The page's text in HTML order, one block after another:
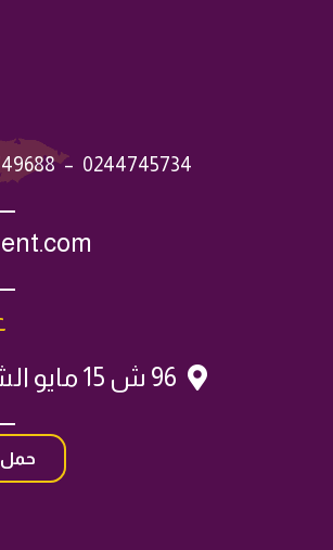
0244745734
–
96 ش 15 مايو الشارع الجديد – شبرا – الدور الخامس
حمل